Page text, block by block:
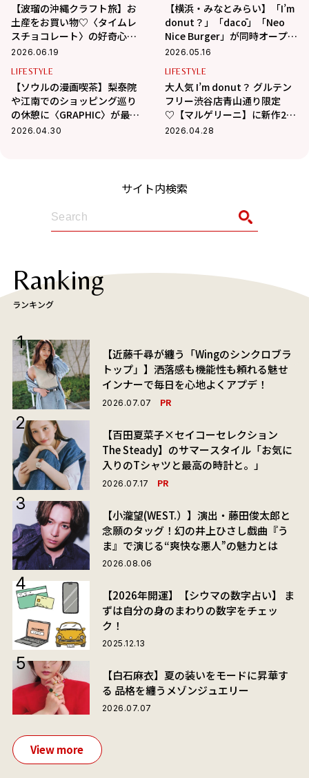
【波瑠の沖縄クラフト旅】お
土産をお買い物♡〈タイムレ
スチョコレート〉の好奇心を
刺激するチョコに夢中！
2026.06.19
【横浜・みなとみらい】「I’m
donut？」「dacō」「Neo
Nice Burger」が同時オープ
ン！限定商品を全部見せ
2026.05.16
LIFESTYLE
【ソウルの漫画喫茶】梨泰院
や江南でのショッピング巡り
の休憩に〈GRAPHIC〉が最
適！
2026.04.30
LIFESTYLE
大人気 I’m donut？ グルテン
フリー渋谷店青山通り限定
♡【マルゲリーニ】に新作2種
が仲間入り！【取材レポ】
2026.04.28
サイト内検索
Ranking
ランキング
【近藤千尋が纏う「Wingのシンクロブラ
トップ」】洒落感も機能性も頼れる魅せ
インナーで毎日を心地よくアプデ！
2026.07.07 PR
【百田夏菜子×セイコーセレクション
The Steady】のサマースタイル「お気に
入りのTシャツと最高の時計と。」
2026.07.17 PR
【小瀧望(WEST.）】演出・藤田俊太郎と
念願のタッグ！幻の井上ひさし戯曲『う
ま』で演じる“爽快な悪人”の魅力とは
2026.08.06
【2026年開運】【シウマの数字占い】 ま
ずは自分の身のまわりの数字をチェッ
ク！
2025.12.13
【白石麻衣】夏の装いをモードに昇華す
る 品格を纏うメゾンジュエリー
2026.07.07
View more